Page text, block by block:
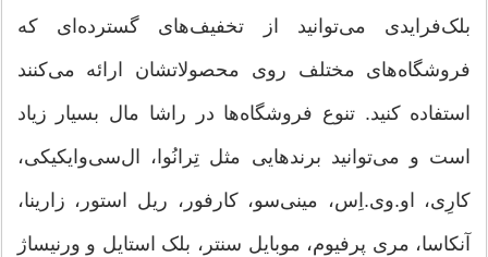
بلک‌فرایدی می‌توانید از تخفیف‌های گسترده‌ای که
فروشگاه‌های مختلف روی محصولاتشان ارائه می‌کنند
استفاده کنید. تنوع فروشگاه‌ها در راشا مال بسیار زیاد
است و می‌توانید برندهایی مثل تِرانُوا، ال‌سی‌وایکیکی،
کارِی، او.وی.اِس، مینی‌سو، کارفور، ریل استور، زارینا،
آنکاسا، مری پرفیوم، موبایل سنتر، بلک استایل و ورنیساژ